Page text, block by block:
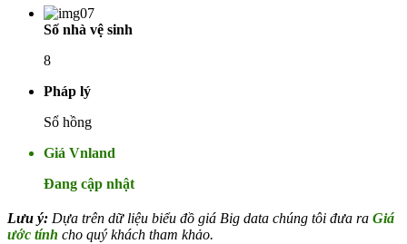
Số nhà vệ sinh
8
Pháp lý
Sổ hồng
Giá Vnland
Đang cập nhật
Lưu ý: Dựa trên dữ liệu biểu đồ giá Big data chúng tôi đưa ra Giá
ước tính cho quý khách tham khảo.